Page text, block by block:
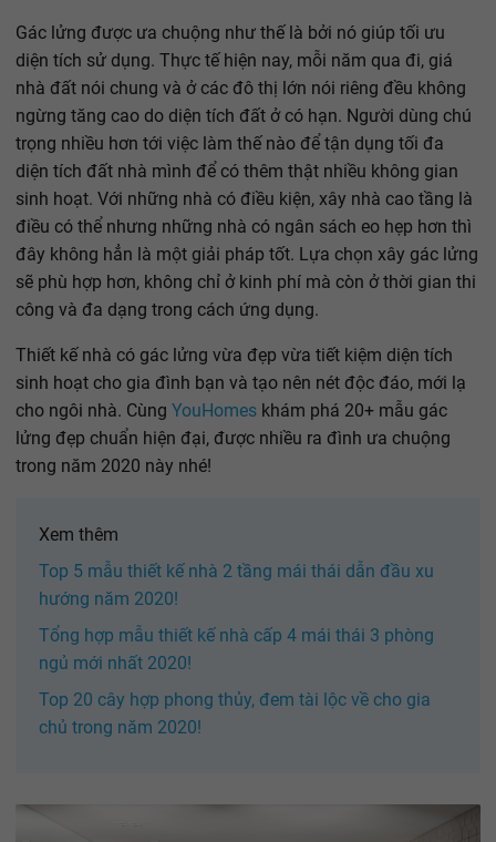
Gác lửng được ưa chuộng như thế là bởi nó giúp tối ưu
diện tích sử dụng. Thực tế hiện nay, mỗi năm qua đi, giá
nhà đất nói chung và ở các đô thị lớn nói riêng đều không
ngừng tăng cao do diện tích đất ở có hạn. Người dùng chú
trọng nhiều hơn tới việc làm thế nào để tận dụng tối đa
diện tích đất nhà mình để có thêm thật nhiều không gian
sinh hoạt. Với những nhà có điều kiện, xây nhà cao tầng là
điều có thể nhưng những nhà có ngân sách eo hẹp hơn thì
đây không hẳn là một giải pháp tốt. Lựa chọn xây gác lửng
sẽ phù hợp hơn, không chỉ ở kinh phí mà còn ở thời gian thi
công và đa dạng trong cách ứng dụng.
Thiết kế nhà có gác lửng vừa đẹp vừa tiết kiệm diện tích
sinh hoạt cho gia đình bạn và tạo nên nét độc đáo, mới lạ
cho ngôi nhà. Cùng YouHomes khám phá 20+ mẫu gác
lửng đẹp chuẩn hiện đại, được nhiều ra đình ưa chuộng
trong năm 2020 này nhé!
Xem thêm
Top 5 mẫu thiết kế nhà 2 tầng mái thái dẫn đầu xu
hướng năm 2020!
Tổng hợp mẫu thiết kế nhà cấp 4 mái thái 3 phòng
ngủ mới nhất 2020!
Top 20 cây hợp phong thủy, đem tài lộc về cho gia
chủ trong năm 2020!